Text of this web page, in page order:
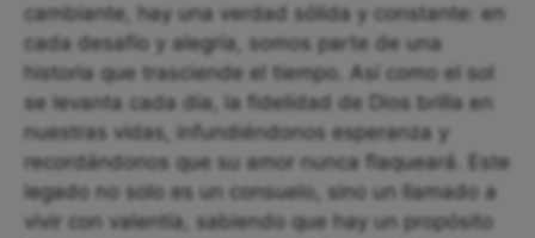
cambiante, hay una verdad sólida y constante: en
cada desafío y alegría, somos parte de una
historia que trasciende el tiempo. Así como el sol
se levanta cada día, la fidelidad de Dios brilla en
nuestras vidas, infundiéndonos esperanza y
recordándonos que su amor nunca flaqueará. Este
legado no solo es un consuelo, sino un llamado a
vivir con valentía, sabiendo que hay un propósito